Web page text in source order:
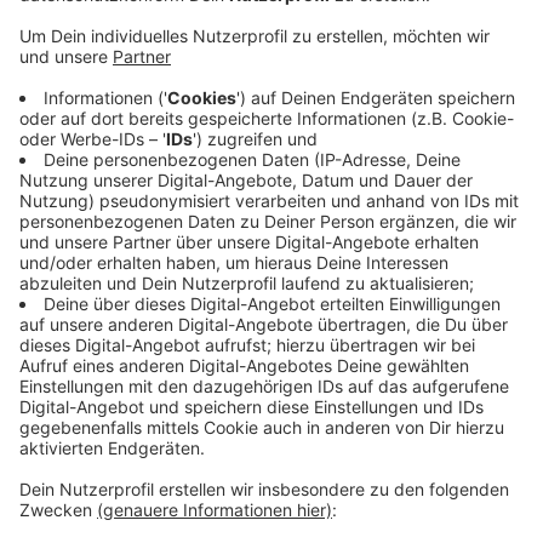
Anzeige
Das Team um Crischa Ohler und Sjef van der Linden
bekam den "Rhein­land­ta­ler" des
Landschaftsverbandes Rheinland in der Ka­te­go­rie "Ge­
sell­schaft". Dabei wurde vor allem das thea­ter­päd­ago­
gi­sche En­ga­ge­ment gewürdigt. Das Kin­der- und Ju­
gend­thea­ter mi­ni-art wur­de für sei­ne Ar­beit be­reits
mehrfach aus­ge­zeich­net, allein neun Mal mit dem Kin­
der- und Ju­gend­thea­ter­preis NRW. Mi­ni-art ar­bei­tet
auch grenz­über­schrei­tend mit vie­len Pro­jek­ten, bei de­
nen nie­der­län­di­sche Künst­ler be­tei­ligt sind.
Anzeige